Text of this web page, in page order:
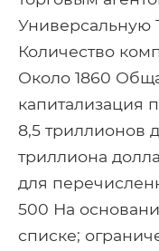
Универсальную
Количество
Около 1860
капитализация
8,5 триллионов
триллиона
для
500 На
списке;